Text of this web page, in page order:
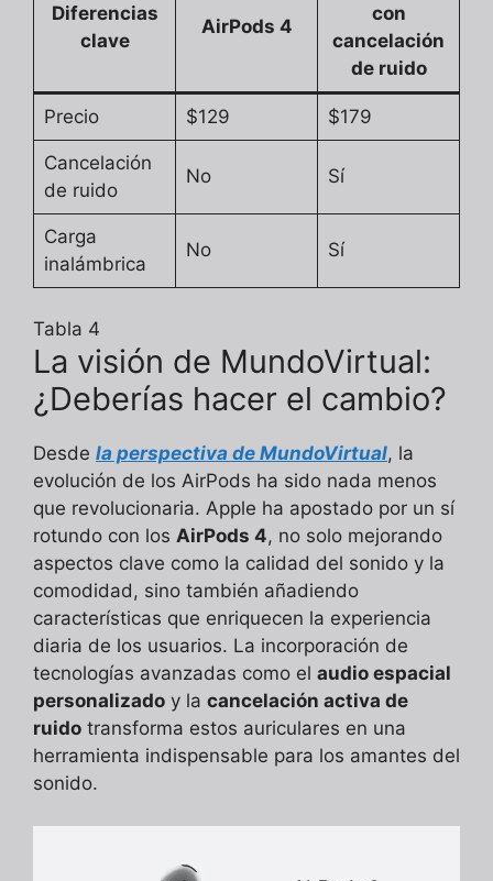
Diferencias
clave
AirPods 4
con
cancelación
de ruido
Precio $129 $179
Cancelación
de ruido
No Sí
Carga
inalámbrica
No Sí
Tabla 4
La visión de MundoVirtual:
¿Deberías hacer el cambio?
Desde la perspectiva de MundoVirtual, la
evolución de los AirPods ha sido nada menos
que revolucionaria. Apple ha apostado por un sí
rotundo con los AirPods 4, no solo mejorando
aspectos clave como la calidad del sonido y la
comodidad, sino también añadiendo
características que enriquecen la experiencia
diaria de los usuarios. La incorporación de
tecnologías avanzadas como el audio espacial
personalizado y la cancelación activa de
ruido transforma estos auriculares en una
herramienta indispensable para los amantes del
sonido.